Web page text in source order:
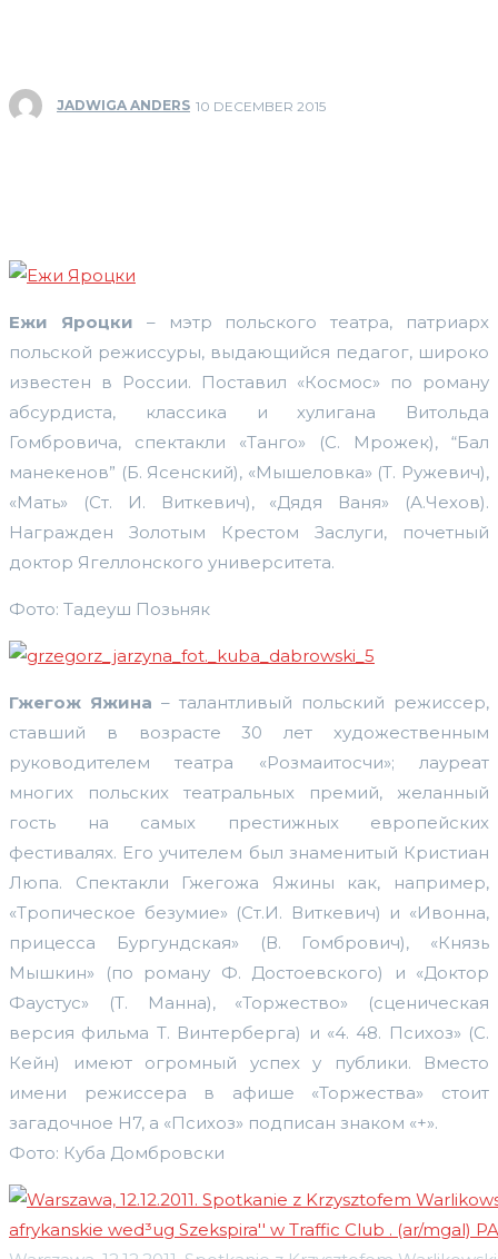
JADWIGA ANDERS 10 DECEMBER 2015
Ежи Яроцки – мэтр польского театра, патриарх
польской режиссуры, выдающийся педагог, широко
известен в России. Поставил «Космос» по роману
абсурдиста, классика и хулигана Витольда
Гомбровича, спектакли «Танго» (С. Мрожек), “Бал
манекенов” (Б. Ясенский), «Мышеловка» (Т. Ружевич),
«Мать» (Ст. И. Виткевич), «Дядя Ваня» (А.Чехов).
Награжден Золотым Крестом Заслуги, почетный
доктор Ягеллонского университета.
Фото: Тадеуш Позьняк
Гжегож Яжина – талантливый польский режиссер,
ставший в возрасте 30 лет художественным
руководителем театра «Розмаитосчи»; лауреат
многих польских театральных премий, желанный
гость на самых престижных европейских
фестивалях. Его учителем был знаменитый Кристиан
Люпа. Спектакли Гжегожа Яжины как, например,
«Тропическое безумие» (Ст.И. Виткевич) и «Ивонна,
прицесса Бургундская» (В. Гомбрович), «Князь
Мышкин» (по роману Ф. Достоевского) и «Доктор
Фаустус» (Т. Манна), «Торжество» (сценическая
версия фильма Т. Винтерберга) и «4. 48. Психоз» (С.
Кейн) имеют огромный успех у публики. Вместо
имени режиссера в афише «Торжества» стоит
загадочное Н7, а «Психоз» подписан знаком «+».
Фото: Куба Домбровски